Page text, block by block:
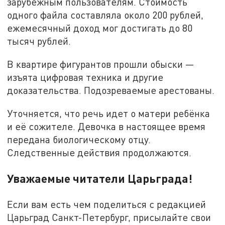
одного файла составляла около 200 рублей,
ежемесячный доход мог достигать до 80
тысяч рублей.
В квартире фигурантов прошли обыски —
изъята цифровая техника и другие
доказательства. Подозреваемые арестованы.
Уточняется, что речь идет о матери ребёнка
и её сожителе. Девочка в настоящее время
передана биологическому отцу.
Следственные действия продолжаются.
Уважаемые читатели Царьграда!
Если вам есть чем поделиться с редакцией
Царьград Санкт-Петербург, присылайте свои